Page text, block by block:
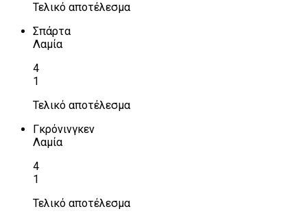
Τελικό αποτέλεσμα
Σπάρτα
Λαμία
4
1
Τελικό αποτέλεσμα
Γκρόνινγκεν
Λαμία
4
1
Τελικό αποτέλεσμα